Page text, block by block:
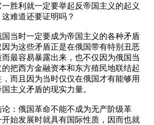
胜利就一定要举起反帝国主义的起义
这难道还要证明吗？
当时一定要成为帝国主义的各种矛盾
为这些矛盾正是在俄国带有特别丑恶
最容易暴露出来，也不仅因为俄国当
把西方金融资本和东方殖民地联结起
而且因为当时仅仅在俄国才有能够用
国主义矛盾的现实力量。
：俄国革命不能不成为无产阶级革
始发展时就具有国际性质，因而也就